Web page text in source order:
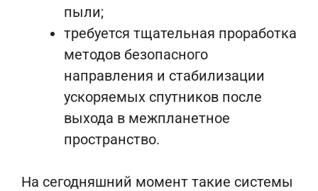
пыли;
требуется тщательная проработка
методов безопасного
направления и стабилизации
ускоряемых спутников после
выхода в межпланетное
пространство.
На сегодняшний момент такие системы